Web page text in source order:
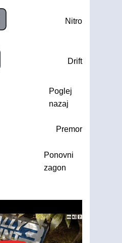
Nitro
Drift
Poglej
nazaj
Premor
Ponovni
zagon